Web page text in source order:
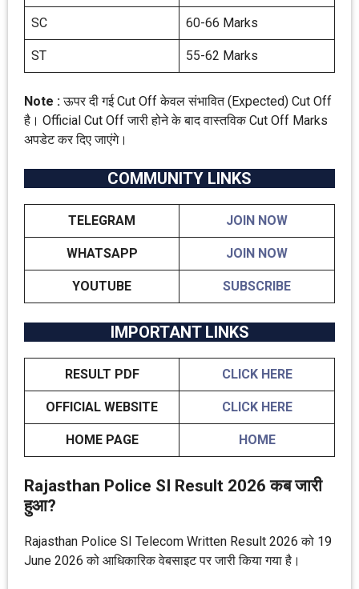
SC 60-66 Marks
ST 55-62 Marks
Note :ऊपर दी गई Cut Off केवल संभावित (Expected) Cut Off
है। Official Cut Off जारी होने के बाद वास्तविक Cut Off Marks
अपडेट कर दिए जाएंगे।
COMMUNITY LINKS
TELEGRAM JOIN NOW
WHATSAPP JOIN NOW
YOUTUBE SUBSCRIBE
IMPORTANT LINKS
RESULT PDF CLICK HERE
OFFICIAL WEBSITE CLICK HERE
HOME PAGE HOME
Rajasthan Police SI Result 2026 कब जारी
हुआ?
Rajasthan Police SI Telecom Written Result 2026 को 19
June 2026 को आधिकारिक वेबसाइट पर जारी किया गया है।